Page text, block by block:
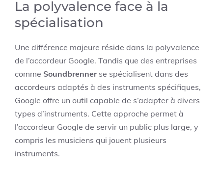
La polyvalence face à la
spécialisation
Une différence majeure réside dans la polyvalence
de l’accordeur Google. Tandis que des entreprises
comme Soundbrennerse spécialisent dans des
accordeurs adaptés à des instruments spécifiques,
Google offre un outil capable de s’adapter à divers
types d’instruments. Cette approche permet à
l’accordeur Google de servir un public plus large, y
compris les musiciens qui jouent plusieurs
instruments.